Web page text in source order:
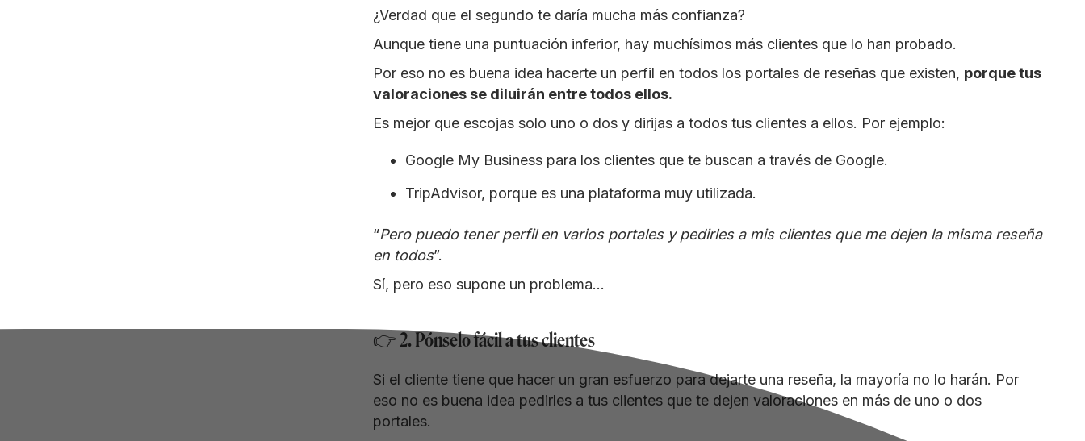
¿Verdad que el segundo te daría mucha más confianza?
Aunque tiene una puntuación inferior, hay muchísimos más clientes que lo han probado.
Por eso no es buena idea hacerte un perfil en todos los portales de reseñas que existen, porque tus
valoraciones se diluirán entre todos ellos.
Es mejor que escojas solo uno o dos y dirijas a todos tus clientes a ellos. Por ejemplo:
Google My Business para los clientes que te buscan a través de Google.
TripAdvisor, porque es una plataforma muy utilizada.
“Pero puedo tener perfil en varios portales y pedirles a mis clientes que me dejen la misma reseña
en todos”.
Sí, pero eso supone un problema…
👉 2. Pónselo fácil a tus clientes
Si el cliente tiene que hacer un gran esfuerzo para dejarte una reseña, la mayoría no lo harán. Por
eso no es buena idea pedirles a tus clientes que te dejen valoraciones en más de uno o dos
portales.